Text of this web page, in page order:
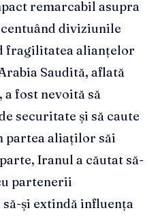
remarcabil asupra
diviziunile
fragilitatea alianțelor
Saudită, aflată
fost nevoită să
securitate și să caute
partea aliaților săi
Iranul a căutat să-
partenerii
și extindă influența